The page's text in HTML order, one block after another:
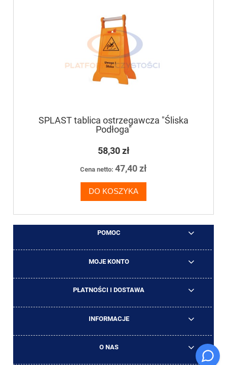
SPLAST tablica ostrzegawcza "Śliska
Podłoga"
58,30 zł
Cena netto: 47,40 zł
DO KOSZYKA
POMOC
MOJE KONTO
PŁATNOŚCI I DOSTAWA
INFORMACJE
O NAS